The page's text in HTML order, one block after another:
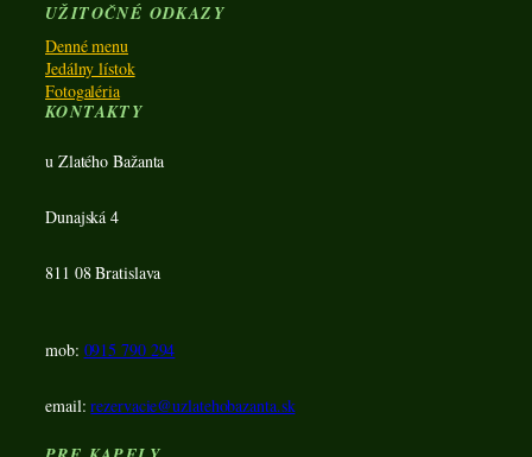
UŽITOČNÉ ODKAZY
Denné menu
Jedálny lístok
Fotogaléria
KONTAKTY
u Zlatého Bažanta
Dunajská 4
811 08 Bratislava
mob: 0915 790 294
email:rezervacie@uzlatehobazanta.sk